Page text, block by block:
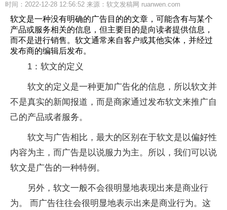
时间：2022-12-28 12:56:52 来源：软文发稿网 ruanwen.com
软文是一种没有明确的广告目的的文章，可能含有与某个
产品或服务相关的信息，但主要目的是向读者提供信息，
而不是进行销售。软文通常来自客户或其他实体，并经过
发布商的编辑后发布。
1：软文的定义
软文的定义是一种更加广告化的信息，所以软文并
不是真实的新闻报道，而是商家通过发布软文来推广自
己的产品或者服务。
软文与广告相比，最大的区别在于软文是以偏好性
内容为主，而广告是以说服力为主。所以，我们可以说
软文是广告的一种特例。
另外，软文一般不会很明显地表现出来是商业行
为。 而广告往往会很明显地表示出来是商业行为。这